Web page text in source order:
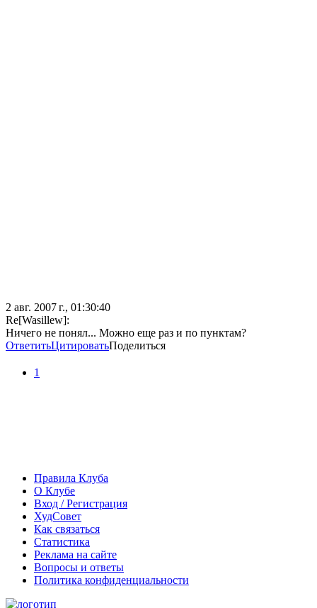
2 авг. 2007 г., 01:30:40
Re[Wasillew]:
Ничего не понял... Можно еще раз и по пунктам?
ОтветитьЦитироватьПоделиться
1
Правила Клуба
О Клубе
Вход / Регистрация
ХудСовет
Как связаться
Статистика
Реклама на сайте
Вопросы и ответы
Политика конфиденциальности